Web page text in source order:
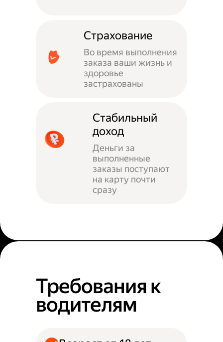
Страхование
Во время выполнения
заказа ваши жизнь и
здоровье
застрахованы
Стабильный
доход
Деньги за
выполненные
заказы поступают
на карту почти
сразу
Требования к
водителям